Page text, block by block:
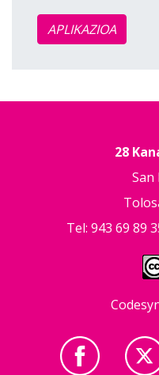
APLIKAZIOA
28
San
Tel: 943 69 89